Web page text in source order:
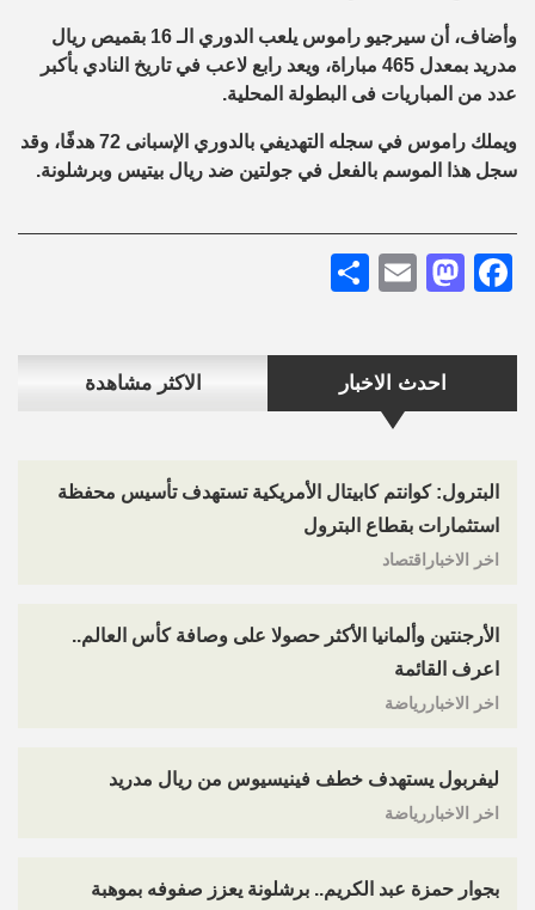
احدث الاخبار الاكثر مشاهدة
البترول: كوانتم كابيتال الأمريكية تستهدف تأسيس محفظة
استثمارات بقطاع البترول
اخر الاخباراقتصاد
الأرجنتين وألمانيا الأكثر حصولا على وصافة كأس العالم..
اعرف القائمة
اخر الاخباررياضة
ليفربول يستهدف خطف فينيسيوس من ريال مدريد
اخر الاخباررياضة
بجوار حمزة عبد الكريم.. برشلونة يعزز صفوفه بموهبة
وأضاف، أن سيرجيو راموس يلعب الدوري الـ 16 بقميص ريال
مدريد بمعدل 465 مباراة، ويعد رابع لاعب في تاريخ النادي بأكبر
عدد من المباريات فى البطولة المحلية.
ويملك راموس في سجله التهديفي بالدوري الإسبانى 72 هدفًا، وقد
سجل هذا الموسم بالفعل في جولتين ضد ريال بيتيس وبرشلونة.
Facebook
Mastodon
Email